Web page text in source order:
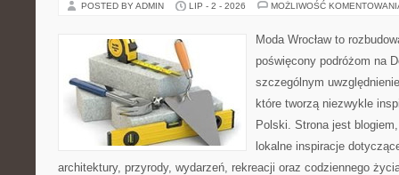
POSTED BY ADMIN LIP - 2 - 2026 MOŻLIWOŚĆ
Moda Wrocław to
poświęcony podróżom na
szczególnym
które tworzą niezwykle
Polski. Strona jest
lokalne inspiracje
architektury, przyrody, wydarzeń, rekreacji oraz codziennego